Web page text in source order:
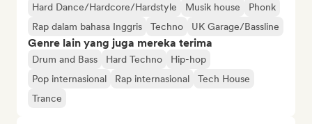
Hard Dance/Hardcore/Hardstyle
Musik house
Phonk
Rap dalam bahasa Inggris
Techno UK Garage/Bassline
Genre lain yang juga mereka terima
Drum and Bass Hard Techno
Hip-hop
Pop internasional
Rap internasional
Tech House
Trance